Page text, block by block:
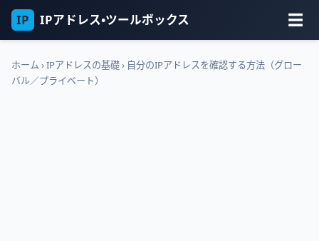
IP IPアドレス・ツールボックス ☰
ホーム ›IPアドレスの基礎› 自分のIPアドレスを確認する方法（グロー
バル／プライベート）